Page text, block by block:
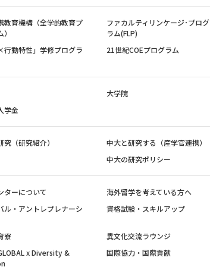
教育機構（全学的教育プ
ファカルティリンケージ･プログ
ラム(FLP)
行動特性」学修プログラ
21世紀COEプログラム
大学院
学金
究（研究紹介） 中大と研究する（産学官連携）
中大の研究ポリシー
ターについて 海外留学を考えている方へ
ル・アントレプレナーシ
資格試験・スキルアップ
寮 異文化交流ラウンジ
x Diversity &
国際協力・国際貢献